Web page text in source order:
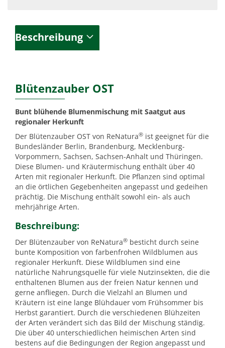
Beschreibung
Blütenzauber OST
Bunt blühende Blumenmischung mit Saatgut aus
regionaler Herkunft
Der Blütenzauber OST von ReNatura® ist geeignet für die
Bundesländer Berlin, Brandenburg, Mecklenburg-
Vorpommern, Sachsen, Sachsen-Anhalt und Thüringen.
Diese Blumen- und Kräutermischung enthält über 40
Arten mit regionaler Herkunft. Die Pflanzen sind optimal
an die örtlichen Gegebenheiten angepasst und gedeihen
prächtig. Die Mischung enthält sowohl ein- als auch
mehrjährige Arten.
Beschreibung:
Der Blütenzauber von ReNatura® besticht durch seine
bunte Komposition von farbenfrohen Wildblumen aus
regionaler Herkunft. Diese Wildblumen sind eine
natürliche Nahrungsquelle für viele Nutzinsekten, die die
enthaltenen Blumen aus der freien Natur kennen und
gerne anfliegen. Durch die Vielzahl an Blumen und
Kräutern ist eine lange Blühdauer vom Frühsommer bis
Herbst garantiert. Durch die verschiedenen Blühzeiten
der Arten verändert sich das Bild der Mischung ständig.
Die über 40 unterschiedlichen heimischen Arten sind
bestens auf die Bedingungen der Region angepasst und